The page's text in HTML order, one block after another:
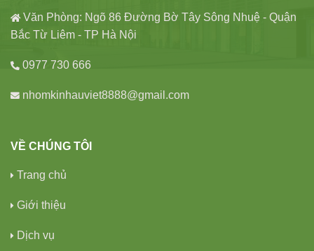
Văn Phòng: Ngõ 86 Đường Bờ Tây Sông Nhuệ - Quận
Bắc Từ Liêm - TP Hà Nội
0977 730 666
nhomkinhauviet8888@gmail.com
VỀ CHÚNG TÔI
Trang chủ
Giới thiệu
Dịch vụ